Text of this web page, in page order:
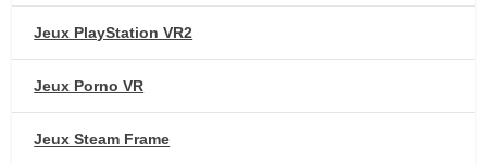
Jeux PlayStation VR2
Jeux Porno VR
Jeux Steam Frame